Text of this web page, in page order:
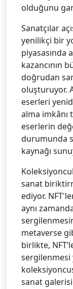
olduğunu
Sanatçılar
yenilikçi bir
piyasasında
kazancının
doğrudan
oluşturuyor.
eserleri
alma imkânı
eserlerin
durumunda
kaynağı
sanat
ediyor.
aynı
metaverse
birlikte,
sergilenmesi
sanat